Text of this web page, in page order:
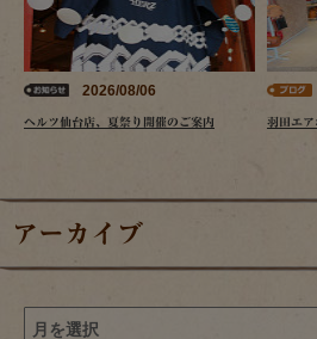
2026/08/06
ヘルツ仙台店、夏祭り開催のご案内 羽田エア
アーカイブ